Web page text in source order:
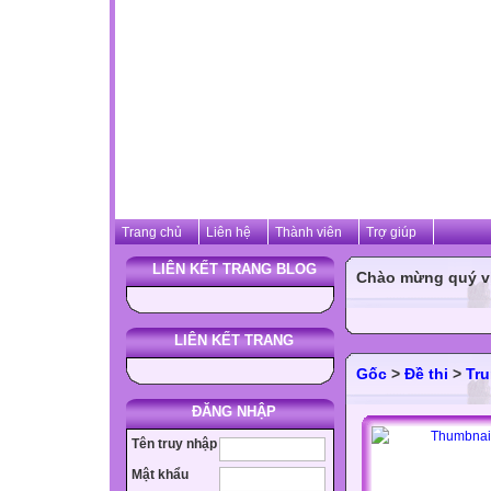
Trang chủ Liên hệ Thành viên Trợ giúp
LIÊN KẾT TRANG BLOG
LIÊN KẾT TRANG
ĐĂNG NHẬP
Tên truy nhập
Mật khẩu
Chào mừng quý
Gốc > Đề thi >